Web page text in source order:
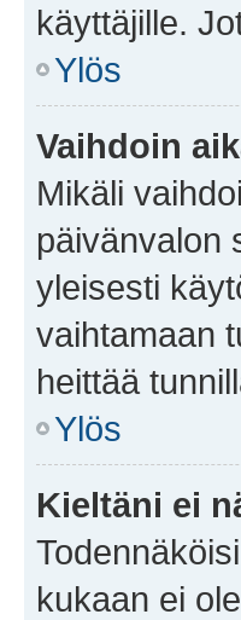
käyttäjille.
Ylös
Vaihdoin
Mikäli
päivänvalon
yleisesti
vaihtamaan
heittää
Ylös
Kieltäni ei
kukaan ei